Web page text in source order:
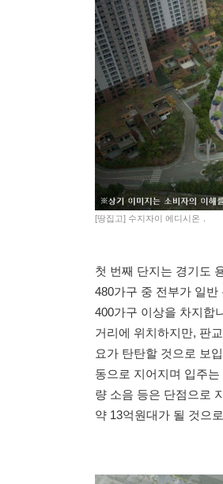
[땅집고] 수지자이 에디시온．
첫 번째 단지는 경기도
480가구 중 전부가 일
400가구 이상을 차지합
거리에 위치하지만, 판
요가 탄탄할 것으로 보
동으로 지어지며 입주
량 소음 등은 단점으로
약 13억원대가 될 것으